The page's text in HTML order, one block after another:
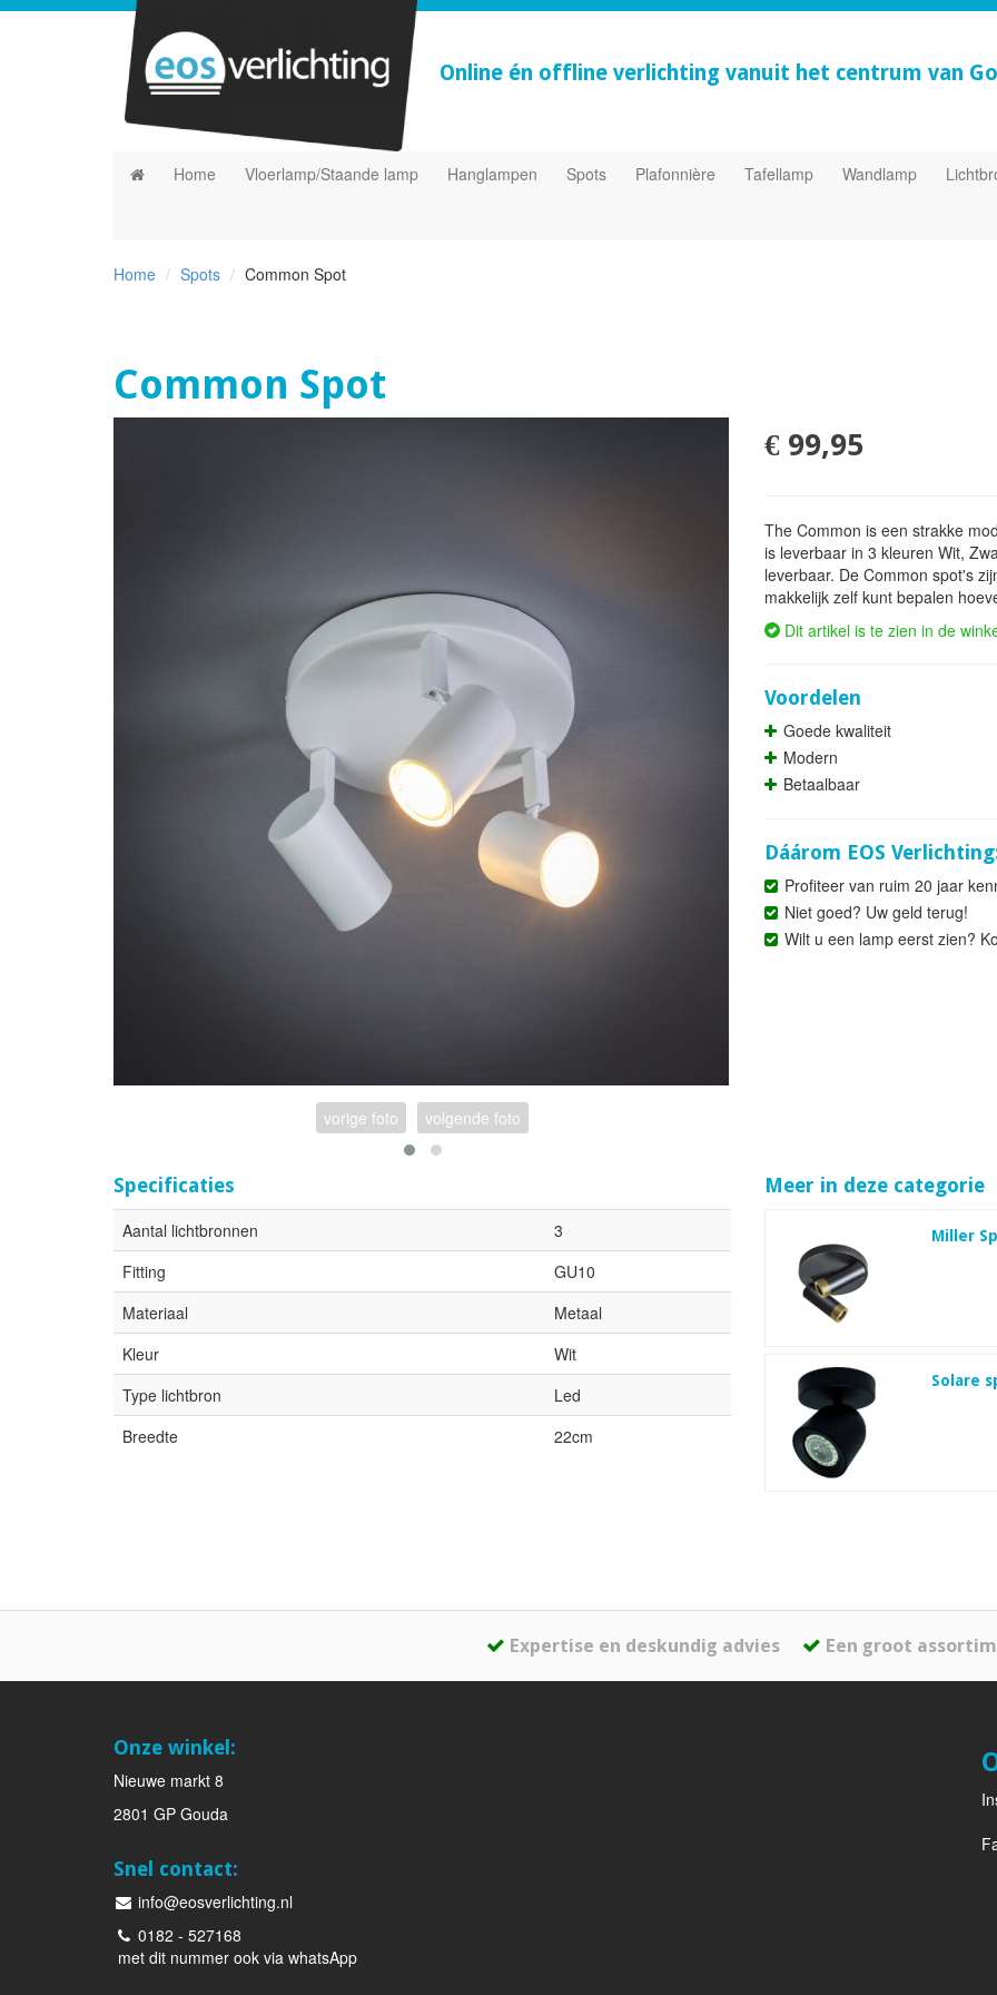
Online én offline verlichting vanuit het centrum van
Home Vloerlamp/Staande lamp Hanglampen Spots Plafonnière Tafellamp Wandlamp
Home Spots Common Spot
Common Spot
vorige foto volgende foto
€ 99,95
The Common is een strakke
is leverbaar in 3 kleuren Wit,
leverbaar. De Common spot's
makkelijk zelf kunt bepalen
Dit artikel is te zien in de
Voordelen
Goede kwaliteit
Modern
Betaalbaar
Dáárom EOS
Profiteer van ruim 20 jaar
Niet goed? Uw geld terug!
Wilt u een lamp eerst zien?
Specificaties
Aantal lichtbronnen
3
Fitting
GU10
Materiaal
Metaal
Kleur
Wit
Type lichtbron
Led
Breedte
22cm
Meer in deze categorie
Miller
Solare
Expertise en deskundig advies Een groot
Onze winkel:
Nieuwe markt 8
2801 GP Gouda
Snel contact:
info@eosverlichting.nl
0182 - 527168
met dit nummer ook via whatsApp